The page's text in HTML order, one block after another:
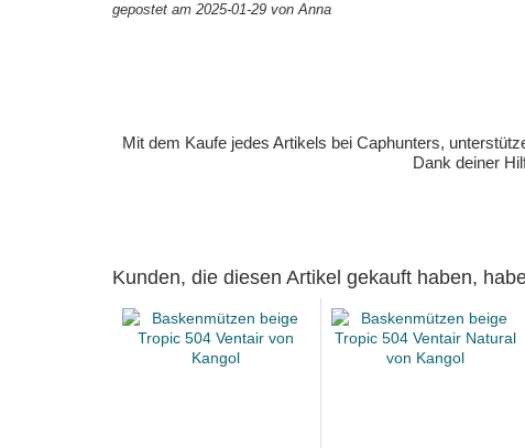
gepostet am 2025-01-29 von Anna
Mit dem Kaufe jedes Artikels bei Caphunters,
Dank deiner
Kunden, die diesen Artikel gekauft haben,